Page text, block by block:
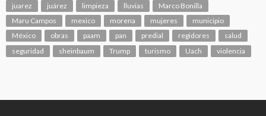
juarez
juárez limpieza lluvias
Marco Bonilla
Maru Campos
mexico morena mujeres
municipio
México
obras paam pan predial regidores
salud
seguridad
sheinbaum Trump turismo Uach violencia